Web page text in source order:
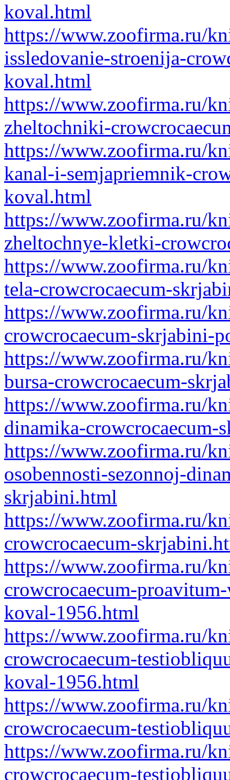
koval.html
https://www.zoofirma.ru/
issledovanie-stroenija-
koval.html
https://www.zoofirma.ru/
zheltochniki-
https://www.zoofirma.ru/
kanal-i-semjapriemnik-
koval.html
https://www.zoofirma.ru/
zheltochnye-kletki-
https://www.zoofirma.ru/
tela-crowcrocaecum-
https://www.zoofirma.ru/
crowcrocaecum-skrjabini-
https://www.zoofirma.ru/
bursa-crowcrocaecum-
https://www.zoofirma.ru/
dinamika-crowcrocaecum-
https://www.zoofirma.ru/
osobennosti-sezonnoj-
skrjabini.html
https://www.zoofirma.ru/
crowcrocaecum-
https://www.zoofirma.ru/
crowcrocaecum-
koval-1956.html
https://www.zoofirma.ru/
crowcrocaecum-
koval-1956.html
https://www.zoofirma.ru/
crowcrocaecum-
https://www.zoofirma.ru/
crowcrocaecum-